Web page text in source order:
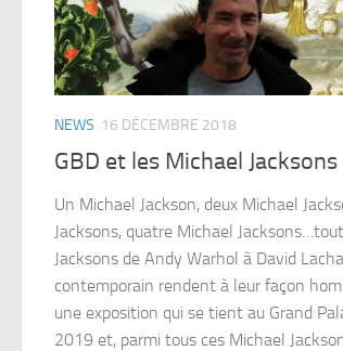
NEWS 16 DÉCEMBRE 2018
GBD et les Michael Jacksons
Un Michael Jackson, deux Michael
Jacksons, quatre Michael
Jacksons de Andy Warhol à David
contemporain rendent à leur façon
une exposition qui se tient au Grand
2019 et, parmi tous ces Michael